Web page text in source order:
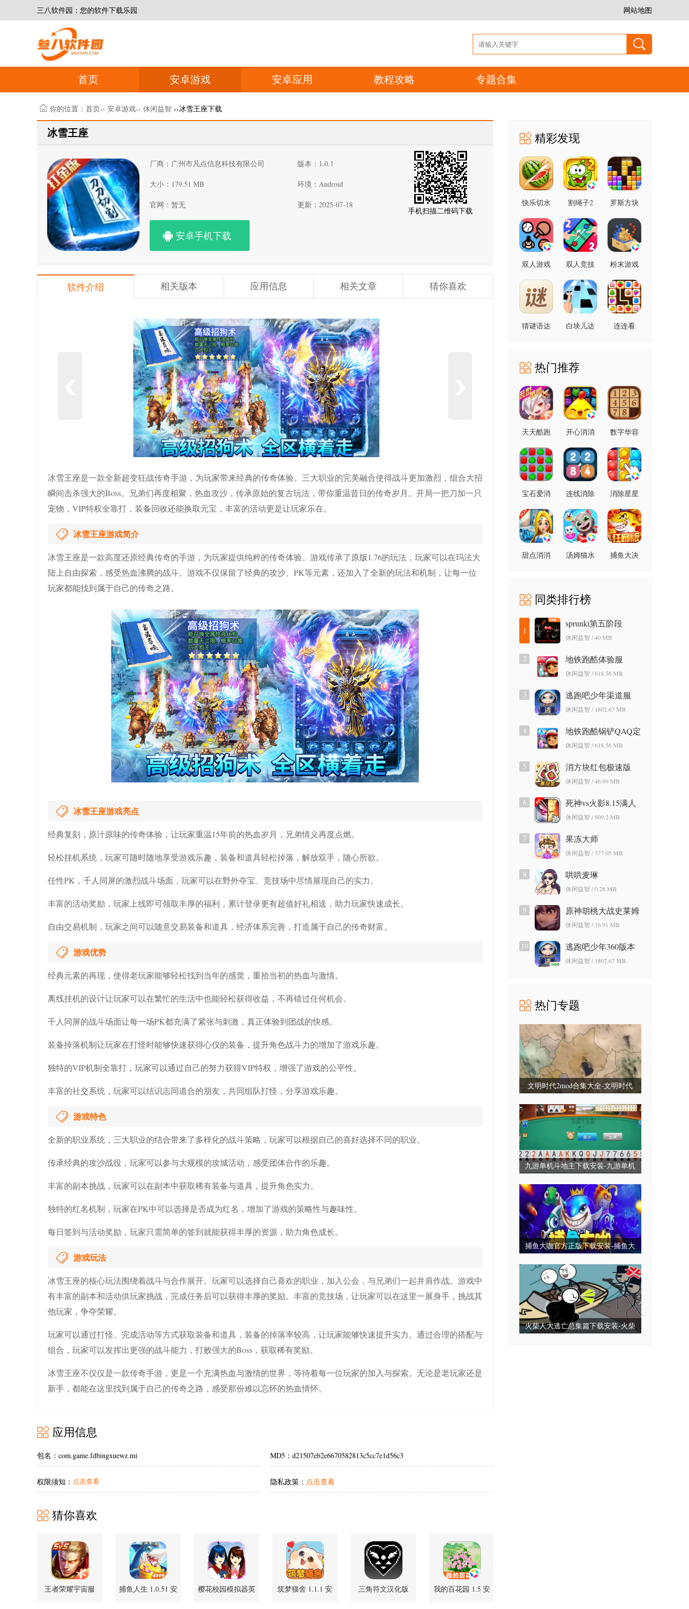
三八软件园：您的软件下载乐园 网站地图
首页 安卓游戏 安卓应用 教程攻略 专题合集
你的位置： 首页›› 安卓游戏›› 休闲益智 ››冰雪王座下载
冰雪王座
安卓手机下载
厂商：广州市凡点信息科技有限公司 版本：1.0.1
大小：179.51 MB 环境：Android
官网：暂无 更新：2025-07-18
手机扫描二维码下载
软件介绍 相关版本 应用信息 相关文章 猜你喜欢
冰雪王座是一款全新超变狂战传奇手游，为玩家带来经典的传奇体验。三大职业的完美融合使得战斗更加激烈，组合大招
瞬间击杀强大的Boss。兄弟们再度相聚，热血攻沙，传承原始的复古玩法，带你重温昔日的传奇岁月。开局一把刀加一只
宠物，VIP特权全靠打，装备回收还能换取元宝，丰富的活动更是让玩家乐在。
冰雪王座游戏简介
冰雪王座是一款高度还原经典传奇的手游，为玩家提供纯粹的传奇体验。游戏传承了原版1.76的玩法，玩家可以在玛法大
陆上自由探索，感受热血沸腾的战斗。游戏不仅保留了经典的攻沙、PK等元素，还加入了全新的玩法和机制，让每一位
玩家都能找到属于自己的传奇之路。
冰雪王座游戏亮点
经典复刻，原汁原味的传奇体验，让玩家重温15年前的热血岁月，兄弟情义再度点燃。
轻松挂机系统，玩家可随时随地享受游戏乐趣，装备和道具轻松掉落，解放双手，随心所欲。
任性PK，千人同屏的激烈战斗场面，玩家可以在野外夺宝、竞技场中尽情展现自己的实力。
丰富的活动奖励，玩家上线即可领取丰厚的福利，累计登录更有超值好礼相送，助力玩家快速成长。
自由交易机制，玩家之间可以随意交易装备和道具，经济体系完善，打造属于自己的传奇财富。
游戏优势
经典元素的再现，使得老玩家能够轻松找到当年的感觉，重拾当初的热血与激情。
离线挂机的设计让玩家可以在繁忙的生活中也能轻松获得收益，不再错过任何机会。
千人同屏的战斗场面让每一场PK都充满了紧张与刺激，真正体验到团战的快感。
装备掉落机制让玩家在打怪时能够快速获得心仪的装备，提升角色战斗力的增加了游戏乐趣。
独特的VIP机制全靠打，玩家可以通过自己的努力获得VIP特权，增强了游戏的公平性。
丰富的社交系统，玩家可以结识志同道合的朋友，共同组队打怪，分享游戏乐趣。
游戏特色
全新的职业系统，三大职业的结合带来了多样化的战斗策略，玩家可以根据自己的喜好选择不同的职业。
传承经典的攻沙战役，玩家可以参与大规模的攻城活动，感受团体合作的乐趣。
丰富的副本挑战，玩家可以在副本中获取稀有装备与道具，提升角色实力。
独特的红名机制，玩家在PK中可以选择是否成为红名，增加了游戏的策略性与趣味性。
每日签到与活动奖励，玩家只需简单的签到就能获得丰厚的资源，助力角色成长。
游戏玩法
冰雪王座的核心玩法围绕着战斗与合作展开。玩家可以选择自己喜欢的职业，加入公会，与兄弟们一起并肩作战。游戏中
有丰富的副本和活动供玩家挑战，完成任务后可以获得丰厚的奖励。丰富的竞技场，让玩家可以在这里一展身手，挑战其
他玩家，争夺荣耀。
玩家可以通过打怪、完成活动等方式获取装备和道具，装备的掉落率较高，让玩家能够快速提升实力。通过合理的搭配与
组合，玩家可以发挥出更强的战斗能力，打败强大的Boss，获取稀有奖励。
冰雪王座不仅仅是一款传奇手游，更是一个充满热血与激情的世界，等待着每一位玩家的加入与探索。无论是老玩家还是
新手，都能在这里找到属于自己的传奇之路，感受那份难以忘怀的热血情怀。
应用信息
包名：com.game.fdbingxuewz.mi MD5：d21507eb2e6670582813c5cc7e1d56c3
权限须知： 点击查看 隐私政策： 点击查看
猜你喜欢
王者荣耀宇宙服
捕鱼人生 1.0.51 安
樱花校园模拟器英
筑梦猫舍 1.1.1 安
三角符文汉化版
我的百花园 1.5 安
精彩发现
快乐切水
割绳子2 罗斯方块
双人游戏
双人竞技
粉末游戏
猜谜语达
白块儿达
连连看
热门推荐
天天酷跑
开心消消
数字华容
宝石爱消
连线消除
消除星星
甜点消消
汤姆猫水
捕鱼大决
同类排行榜
1
sprunki第五阶段
休闲益智 / 40 MB
2 地铁跑酷体验服
休闲益智 / 618.56 MB
3 逃跑吧少年渠道服
休闲益智 / 1802.67 MB
4
地铁跑酷锅铲QAQ定
制版
休闲益智 / 618.56 MB
5 消方块红包极速版
休闲益智 / 46.69 MB
6
死神vs火影8.15满人
物版
休闲益智 / 909.2 MB
7 果冻大师
休闲益智 / 377.05 MB
8 哄哄麦琳
休闲益智 / 0.28 MB
9
原神胡桃大战史莱姆
游戏免费版
休闲益智 / 16.91 MB
10 逃跑吧少年360版本
休闲益智 / 1802.67 MB
热门专题
文明时代2mod合集大全-文明时代
整合包
九游单机斗地主下载安装-九游单机
无毒免费无需网
捕鱼大咖官方正版下载安装-捕鱼大
本
火柴人大逃亡总集篇下载安装-火柴